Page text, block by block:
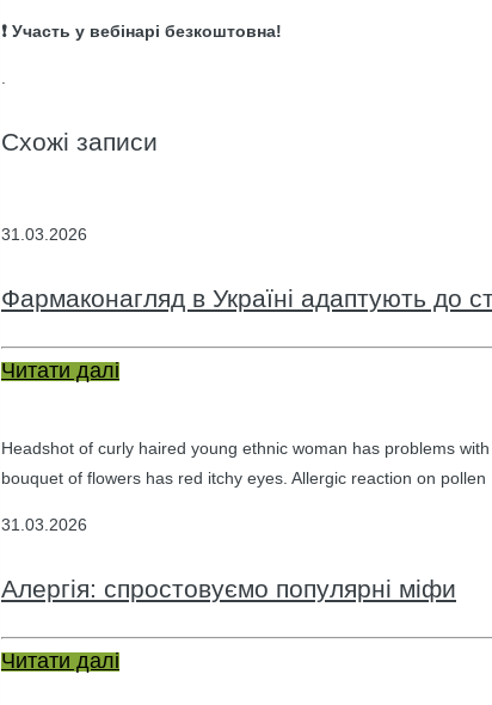
❗ Участь у вебінарі безкоштовна!
Схожі записи
31.03.2026
Фармаконагляд в Україні адаптують до
Читати далі
Headshot of curly haired young ethnic woman has problems
bouquet of flowers has red itchy eyes. Allergic reaction on pollen
31.03.2026
Алергія: спростовуємо популярні міфи
Читати далі